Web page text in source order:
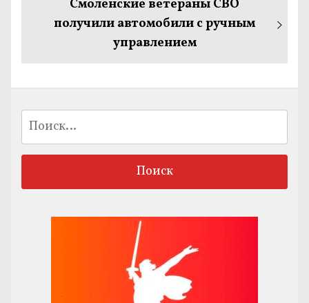
Следующая
запись:
Смоленские ветераны СВО
получили автомобили с ручным
управлением
Найти: